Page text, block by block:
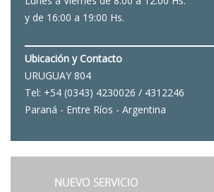
y de 16:00 a 19:00 Hs.
Ubicación y Contacto
URUGUAY 804
Tel: +54 (0343) 4230026 / 4312246
Paraná - Entre Ríos - Argentina